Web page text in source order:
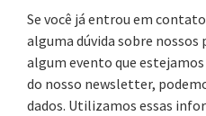
Se você já entrou em
alguma dúvida sobre
algum evento que
do nosso newsletter,
dados. Utilizamos essas